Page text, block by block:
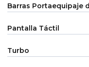
Barras Portaequipaje
Pantalla Táctil
Turbo